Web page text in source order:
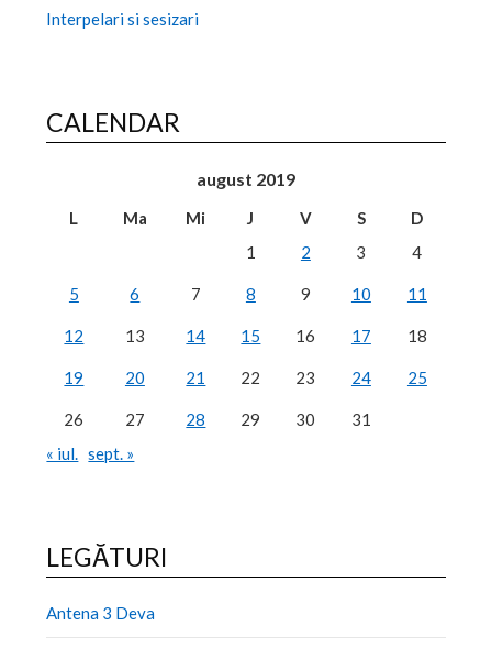
Interpelari si sesizari
CALENDAR
august 2019
L Ma Mi J V S
D
1
2 3 4
5 6 7 8 9 10 11
12 13 14 15 16 17 18
19 20 21 22 23 24 25
26 27 28 29 30
31
« iul. sept. »
LEGĂTURI
Antena 3 Deva